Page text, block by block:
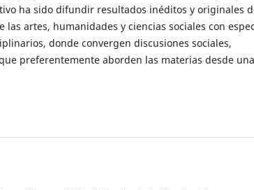
ha sido difundir resultados inéditos y originales
las artes, humanidades y ciencias sociales con
donde convergen discusiones sociales,
preferentemente aborden las materias desde una